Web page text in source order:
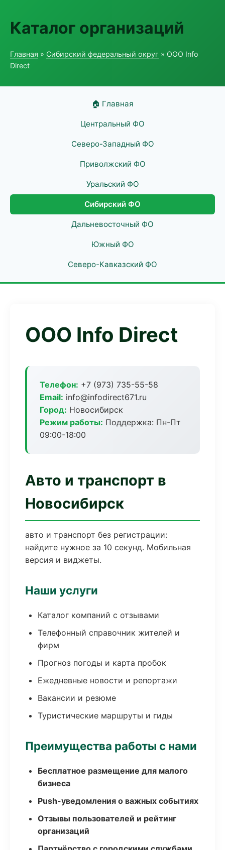
Каталог организаций
Главная » Сибирский федеральный округ » ООО Info
Direct
🏠 Главная
Центральный ФО
Северо-Западный ФО
Приволжский ФО
Уральский ФО
Сибирский ФО
Дальневосточный ФО
Южный ФО
Северо-Кавказский ФО
ООО Info Direct
Телефон: +7 (973) 735-55-58
Email: info@infodirect671.ru
Город: Новосибирск
Режим работы: Поддержка: Пн-Пт
09:00-18:00
Авто и транспорт в
Новосибирск
авто и транспорт без регистрации:
найдите нужное за 10 секунд. Мобильная
версия и виджеты.
Наши услуги
Каталог компаний с отзывами
Телефонный справочник жителей и
фирм
Прогноз погоды и карта пробок
Ежедневные новости и репортажи
Вакансии и резюме
Туристические маршруты и гиды
Преимущества работы с нами
Бесплатное размещение для малого
бизнеса
Push-уведомления о важных событиях
Отзывы пользователей и рейтинг
организаций